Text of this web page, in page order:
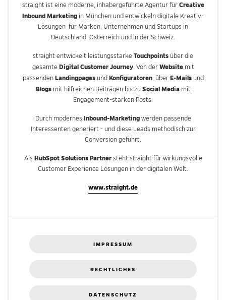
straight ist eine moderne, inhabergeführte Agentur für Creative
Inbound Marketing in München und entwickeln digitale Kreativ-
Lösungen für Marken, Unternehmen und Startups in
Deutschland, Österreich und in der Schweiz.
straight entwickelt leistungsstarke Touchpoints über die
gesamte Digital Customer Journey. Von der Websitemit
passenden Landingpagesund Konfiguratoren, über E-Mailsund
Blogsmit hilfreichen Beiträgen bis zu Social Mediamit
Engagement-starken Posts.
Durch modernes Inbound-Marketingwerden passende
Interessenten generiert - und diese Leads methodisch zur
Conversion geführt.
Als HubSpot Solutions Partnersteht straight für wirkungsvolle
Customer Experience Lösungen in der digitalen Welt.
www.straight.de
IMPRESSUM
RECHTLICHES
DATENSCHUTZ